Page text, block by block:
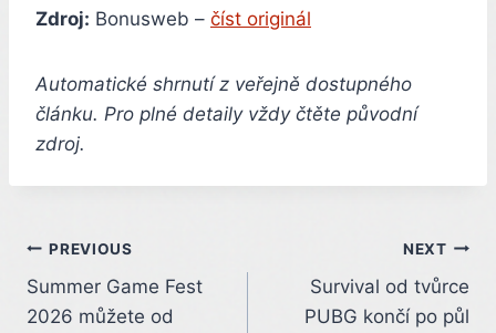
Zdroj: Bonusweb – číst originál
Automatické shrnutí z veřejně dostupného
článku. Pro plné detaily vždy čtěte původní
zdroj.
Post
navigation
PREVIOUS
Summer Game Fest
2026 můžete od
NEXT
Survival od tvůrce
PUBG končí po půl